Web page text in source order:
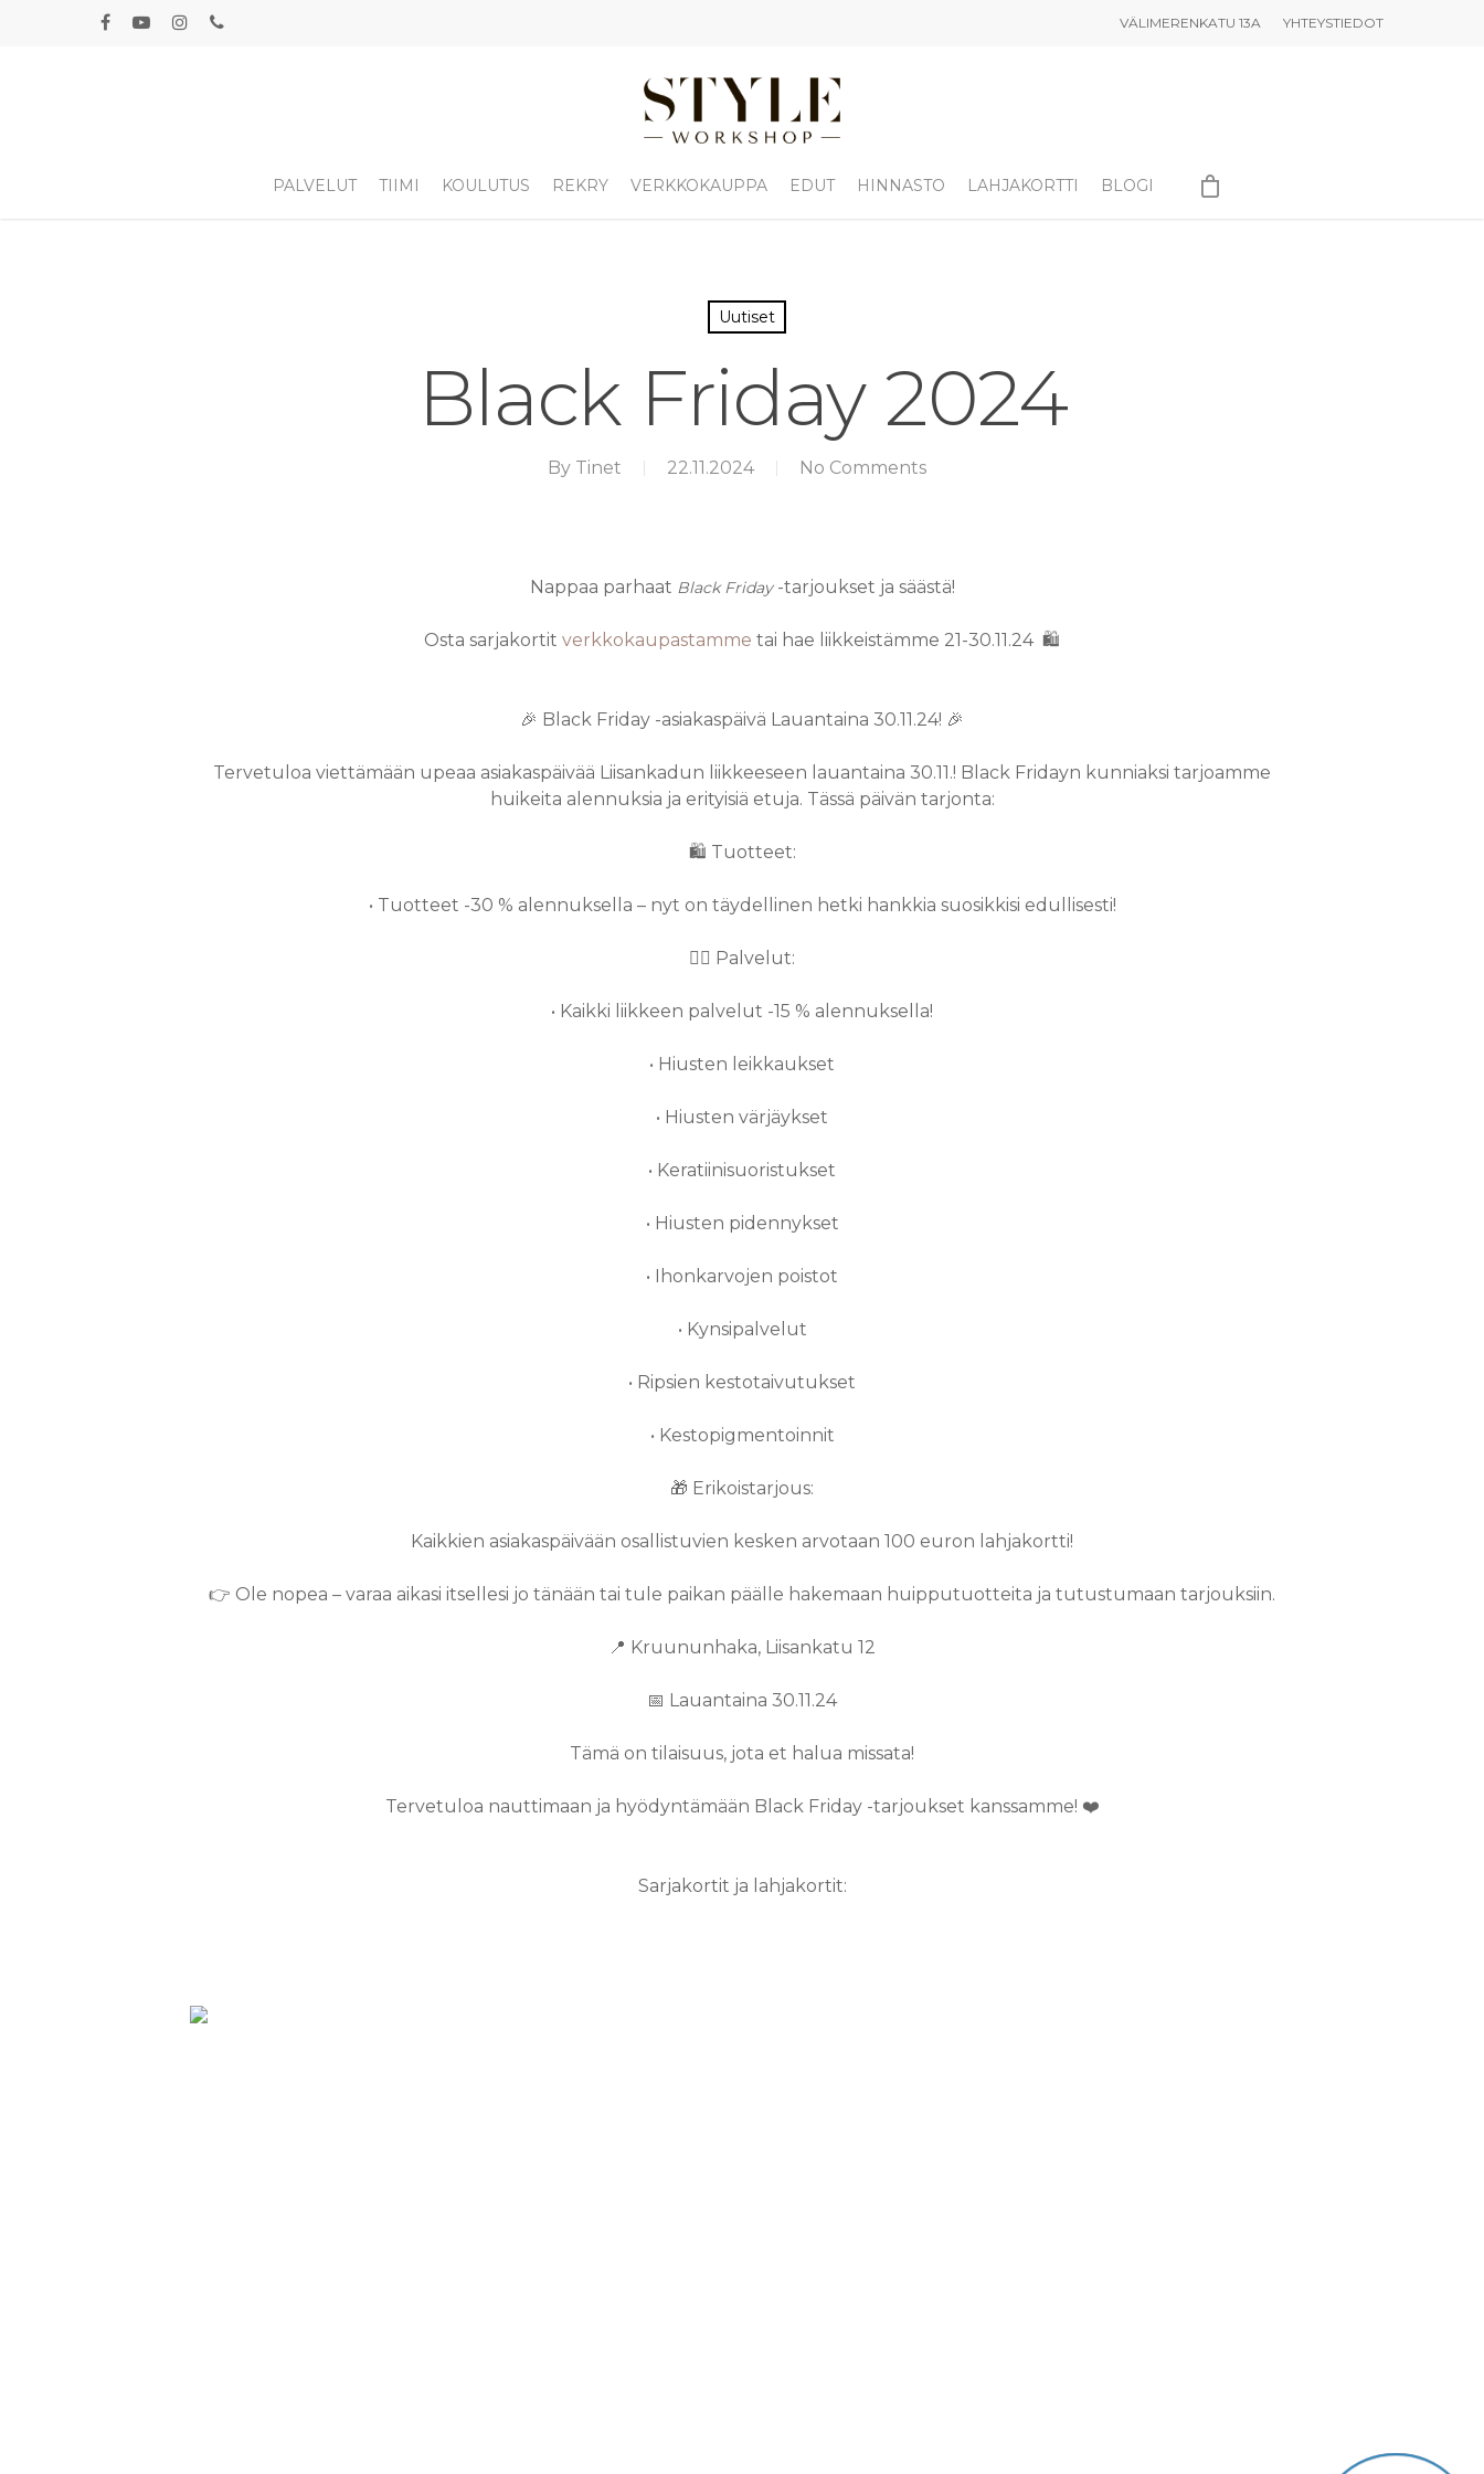
VÄLIMERENKATU 13A YHTEYSTIEDOT
PALVELUT TIIMI KOULUTUS REKRY VERKKOKAUPPA EDUT HINNASTO LAHJAKORTTI BLOGI
Uutiset
Black Friday 2024
By Tinet 22.11.2024 No Comments
Nappaa parhaat Black Friday-tarjoukset ja säästä!
Osta sarjakortit verkkokaupastamme tai hae liikkeistämme 21-30.11.24 🛍️
🎉 Black Friday -asiakaspäivä Lauantaina 30.11.24! 🎉
Tervetuloa viettämään upeaa asiakaspäivää Liisankadun liikkeeseen lauantaina 30.11.! Black Fridayn kunniaksi tarjoamme
huikeita alennuksia ja erityisiä etuja. Tässä päivän tarjonta:
🛍️ Tuotteet:
• Tuotteet -30 % alennuksella – nyt on täydellinen hetki hankkia suosikkisi edullisesti!
💇‍♀️ Palvelut:
• Kaikki liikkeen palvelut -15 % alennuksella!
• Hiusten leikkaukset
• Hiusten värjäykset
• Keratiinisuoristukset
• Hiusten pidennykset
• Ihonkarvojen poistot
• Kynsipalvelut
• Ripsien kestotaivutukset
• Kestopigmentoinnit
🎁 Erikoistarjous:
Kaikkien asiakaspäivään osallistuvien kesken arvotaan 100 euron lahjakortti!
👉 Ole nopea – varaa aikasi itsellesi jo tänään tai tule paikan päälle hakemaan huipputuotteita ja tutustumaan tarjouksiin.
📍 Kruununhaka, Liisankatu 12
📅 Lauantaina 30.11.24
Tämä on tilaisuus, jota et halua missata!
Tervetuloa nauttimaan ja hyödyntämään Black Friday -tarjoukset kanssamme! ❤️
Sarjakortit ja lahjakortit: